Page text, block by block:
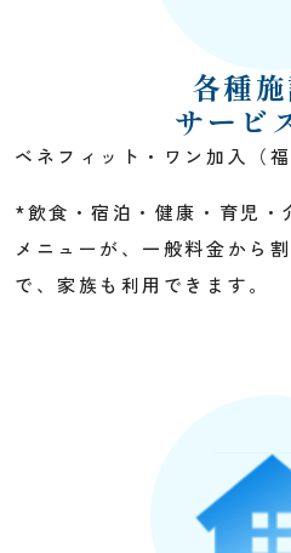
各種施
サービ
ベネフィット・ワン加入（
*飲食・宿泊・健康・育児・
メニューが、一般料金から
で、家族も利用できます。